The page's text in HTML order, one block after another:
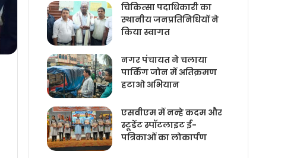
चिकित्‍सा पदाधिकारी का
स्थानीय जनप्रतिनिधियों ने
किया स्वागत
नगर पंचायत ने चलाया
पार्किंग जोन में अतिक्रमण
हटाओ अभियान
एसवीएम में नन्हे कदम और
स्टूडेंट स्पॉटलाइट ई-
पत्रिकाओं का लोकार्पण